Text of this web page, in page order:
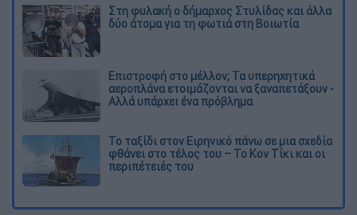
Στη φυλακή ο δήμαρχος Στυλίδας και άλλα
δύο άτομα για τη φωτιά στη Βοιωτία
Επιστροφή στο μέλλον; Τα υπερηχητικά
αεροπλάνα ετοιμάζονται να ξαναπετάξουν -
Αλλά υπάρχει ένα πρόβλημα
Το ταξίδι στον Ειρηνικό πάνω σε μια σχεδία
φθάνει στο τέλος του – Το Κον Τίκι και οι
περιπέτειές του